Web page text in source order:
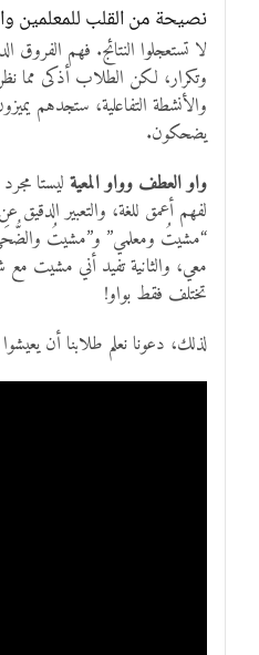
نصيحة من القلب للمعلمين
لا تستعجلوا النتائج. فهم الفروق
وتكرار، لكن الطلاب أذكى مما
والأنشطة التفاعلية، ستجدهم
يضحكون.
واو العطف وواو المعيةليستا مجرد
لفهم أعمق للغة، والتعبير الدقيق
“مشيتُ ومعلمي” و”مشيتُ
معي، والثانية تفيد أني مشيت
تختلف فقط بواو!
لذلك، دعونا نعلم طلابنا أن